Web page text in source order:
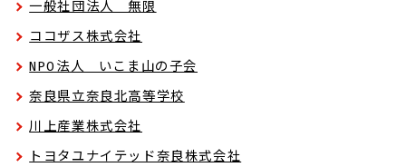
一般社団法人 無限
ココザス株式会社
NPO法人 いこま山の子会
奈良県立奈良北高等学校
川上産業株式会社
トヨタユナイテッド奈良株式会社